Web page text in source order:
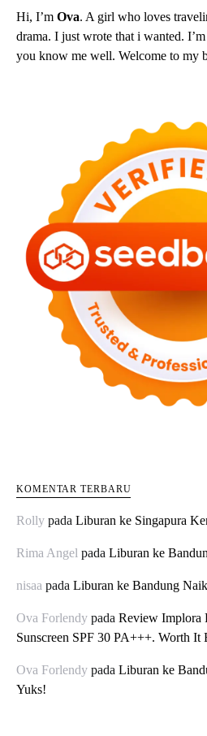
Hi, I’m Ova. A girl who loves
drama. I just wrote that i wanted.
you know me well. Welcome to my
KOMENTAR TERBARU
Rolly pada Liburan ke Singapura
Rima Angel pada Liburan ke
nisaa pada Liburan ke Bandung
Ova Forlendy pada Review Implora
Sunscreen SPF 30 PA+++. Worth It
Ova Forlendy pada Liburan ke
Yuks!